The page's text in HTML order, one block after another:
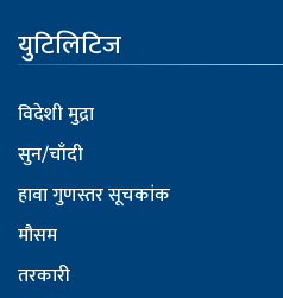
युटिलिटिज
विदेशी मुद्रा
सुन/चाँदी
हावा गुणस्तर सूचकांक
मौसम
तरकारी